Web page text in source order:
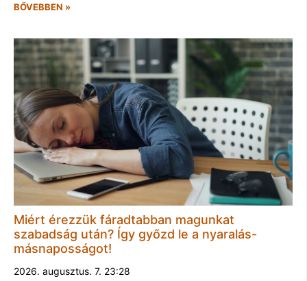
BŐVEBBEN »
Miért érezzük fáradtabban magunkat
szabadság után? Így győzd le a nyaralás-
másnaposságot!
2026. augusztus. 7. 23:28